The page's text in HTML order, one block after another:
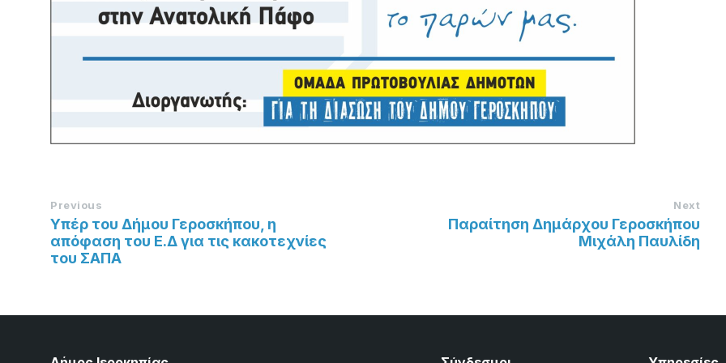
Previous
Υπέρ του Δήμου Γεροσκήπου, η
απόφαση του Ε.Δ για τις κακοτεχνίες
του ΣΑΠΑ
Next
Παραίτηση Δημάρχου Γεροσκήπου
Μιχάλη Παυλίδη